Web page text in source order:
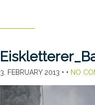
3. FEBRUARY 2013 • • NO